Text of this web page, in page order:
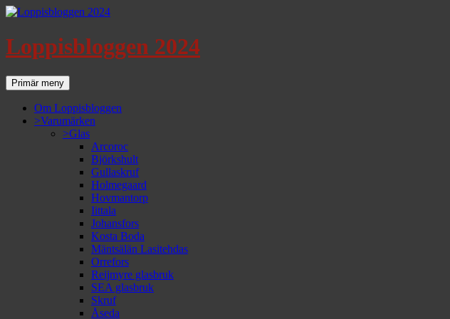
Loppisbloggen 2024
SökPrimär meny
till
innehåll
Om Loppisbloggen
>Varumärken
>Glas
Arcoroc
Björkshult
Gullaskruf
Holmegaard
Hovmantorp
Iittala
Johansfors
Kosta Boda
Mäntsälän Lasitehdas
Orrefors
Reijmyre glasbruk
SEA glasbruk
Skruf
Åseda